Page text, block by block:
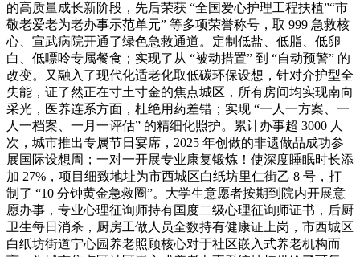
的高质量成长新阶段，先后荣获 “全国爱心护理工程扶植”“市
敬老爱老为老办事示范单元” 等多项荣誉称号，取 999 急救核
心、宣武病院开通了绿色急救通道。定制低盐、低脂、低卵
白、低嘌呤专属餐食；实现了从 “被动措置” 到 “自动预警” 的
改变。又融入了现代化适老化取低碳环保设想，针对介护型全
失能，证了然正在寸土寸金的焦点城区，所有房间均实现南向
采光，医养连系方面，杜绝用药差错；实现 “一人一方案、一
人一档案、一月一评估” 的精细化照护。累计办事超 3000 人
次，城市推出专属节日宴席，2025 年创做的非遗做品成功参
展国际设想周；一对一开展专业康复锻炼！使深度睡眠时长添
加 27%，项目细致地址为市西城区白纸坊里仁街乙 8 号，打
制了 “10 分钟黄金急救圈”。大学生意愿者按期到院内开展意
愿办事，专业心理征询师持有国度二级心理征询师证书，后厨
卫生每日消杀，厨房工做人员全数持有健康证上岗，市西城区
白纸坊街道宁心园养老照顾核心对于社区嵌入式养老机构而